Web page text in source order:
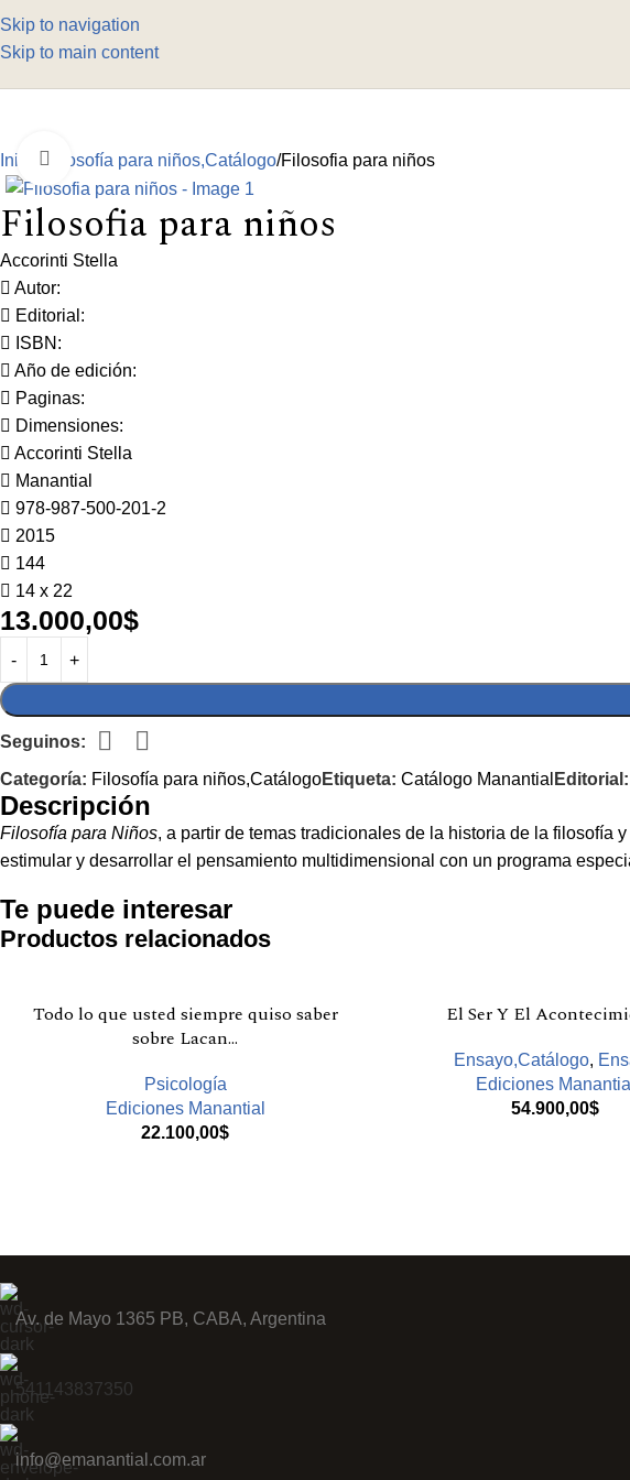
Skip to navigation
Skip to main content
Inicio Filosofía para niños,Catálogo Filosofia para niños
Click to enlarge
Filosofia para niños
Accorinti Stella
Autor:
Editorial:
ISBN:
Año de edición:
Paginas:
Dimensiones:
Accorinti Stella
Manantial
978-987-500-201-2
2015
144
14 x 22
13.000,00$
Seguinos:
Categoría: Filosofía para niños,CatálogoEtiqueta: Catálogo Manantial Editorial:
Descripción
Filosofía para Niños, a partir de temas tradicionales de la historia de la filosofía
estimular y desarrollar el pensamiento multidimensional con un programa
Te puede interesar
Productos relacionados
Todo lo que usted siempre quiso saber
sobre Lacan…
Psicología
Ediciones Manantial
22.100,00$
El Ser Y El
Ensayo,Catálogo,
Ediciones Manantial
54.900,00$
Av. de Mayo 1365 PB, CABA, Argentina
541143837350
info@emanantial.com.ar